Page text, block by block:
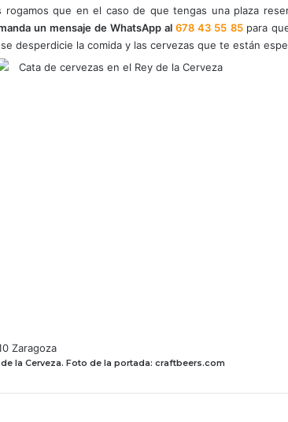
rogamos que en el caso de que tengas una plaza
un mensaje de WhatsApp al678 43 55 85 para
desperdicie la comida y las cervezas que te están
Zaragoza
la Cerveza. Foto de la portada: craftbeers.com